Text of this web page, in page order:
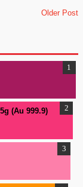
Older Post
(Au 999.9)